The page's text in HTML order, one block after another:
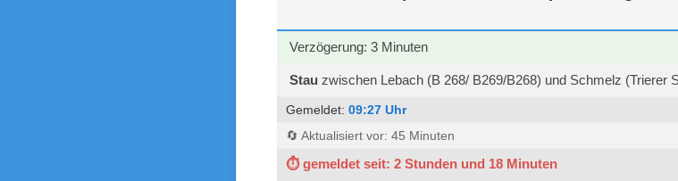
Verzögerung: 3 Minuten
Stau zwischen Lebach (B 268/ B269/B268) und Schmelz (Trierer
Gemeldet: 09:27 Uhr
🔄 Aktualisiert vor: 45 Minuten
⏱ gemeldet seit: 2 Stunden und 18 Minuten